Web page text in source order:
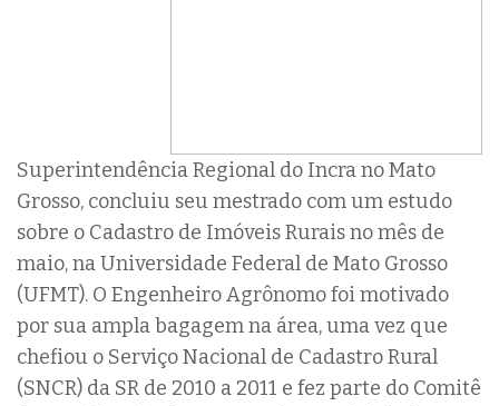
Superintendência Regional do Incra no Mato
Grosso, concluiu seu mestrado com um estudo
sobre o Cadastro de Imóveis Rurais no mês de
maio, na Universidade Federal de Mato Grosso
(UFMT). O Engenheiro Agrônomo foi motivado
por sua ampla bagagem na área, uma vez que
chefiou o Serviço Nacional de Cadastro Rural
(SNCR) da SR de 2010 a 2011 e fez parte do Comitê